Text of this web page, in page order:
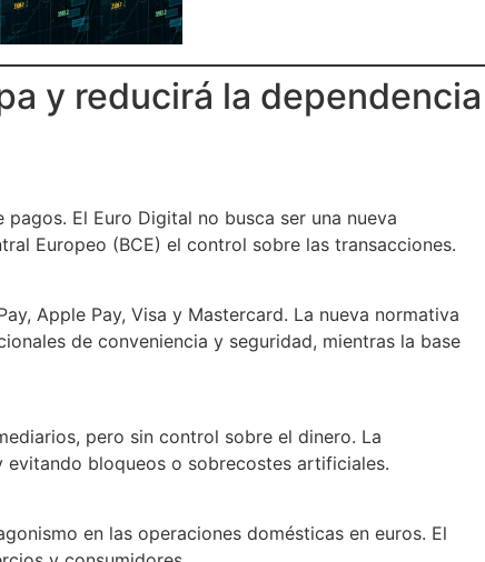
y reducirá la dependencia
El Euro Digital no busca ser una nueva
Europeo (BCE) el control sobre las transacciones.
Apple Pay, Visa y Mastercard. La nueva normativa
de conveniencia y seguridad, mientras la base
pero sin control sobre el dinero. La
bloqueos o sobrecostes artificiales.
en las operaciones domésticas en euros. El